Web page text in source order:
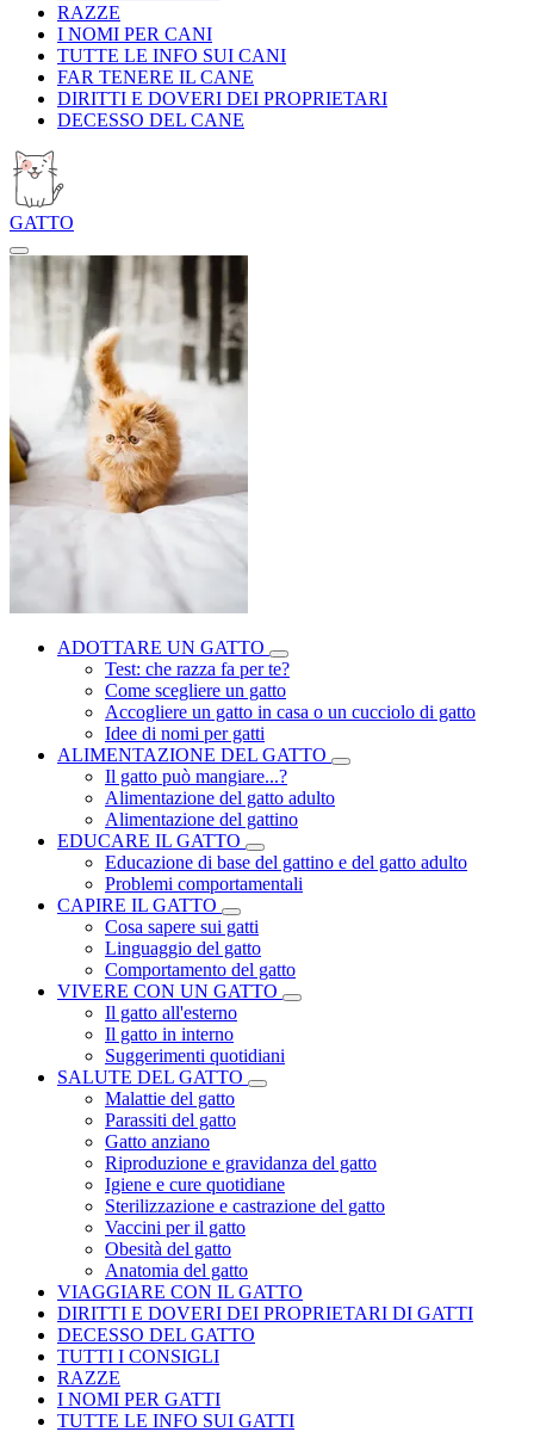
RAZZE
I NOMI PER CANI
TUTTE LE INFO SUI CANI
FAR TENERE IL CANE
DIRITTI E DOVERI DEI PROPRIETARI
DECESSO DEL CANE
GATTO
ADOTTARE UN GATTO
Test: che razza fa per te?
Come scegliere un gatto
Accogliere un gatto in casa o un cucciolo di gatto
Idee di nomi per gatti
ALIMENTAZIONE DEL GATTO
Il gatto può mangiare...?
Alimentazione del gatto adulto
Alimentazione del gattino
EDUCARE IL GATTO
Educazione di base del gattino e del gatto adulto
Problemi comportamentali
CAPIRE IL GATTO
Cosa sapere sui gatti
Linguaggio del gatto
Comportamento del gatto
VIVERE CON UN GATTO
Il gatto all'esterno
Il gatto in interno
Suggerimenti quotidiani
SALUTE DEL GATTO
Malattie del gatto
Parassiti del gatto
Gatto anziano
Riproduzione e gravidanza del gatto
Igiene e cure quotidiane
Sterilizzazione e castrazione del gatto
Vaccini per il gatto
Obesità del gatto
Anatomia del gatto
VIAGGIARE CON IL GATTO
DIRITTI E DOVERI DEI PROPRIETARI DI GATTI
DECESSO DEL GATTO
TUTTI I CONSIGLI
RAZZE
I NOMI PER GATTI
TUTTE LE INFO SUI GATTI